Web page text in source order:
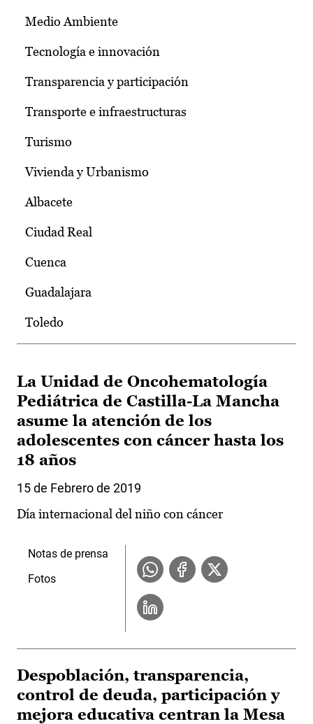
Medio Ambiente
Tecnología e innovación
Transparencia y participación
Transporte e infraestructuras
Turismo
Vivienda y Urbanismo
Albacete
Ciudad Real
Cuenca
Guadalajara
Toledo
La Unidad de Oncohematología
Pediátrica de Castilla-La Mancha
asume la atención de los
adolescentes con cáncer hasta los
18 años
15 de Febrero de 2019
Día internacional del niño con cáncer
Notas de prensa
Fotos
Despoblación, transparencia,
control de deuda, participación y
mejora educativa centran la Mesa